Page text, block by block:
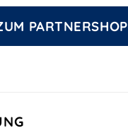
PARTNERSHOP